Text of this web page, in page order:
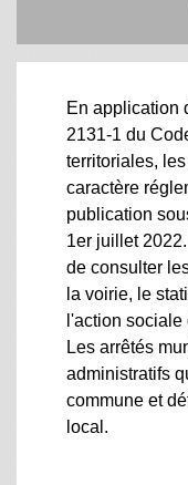
En application
2131-1 du
territoriales,
caractère
publication
1er juillet
de consulter
la voirie, le
l'action sociale
Les arrêtés
administratifs
commune et
local.